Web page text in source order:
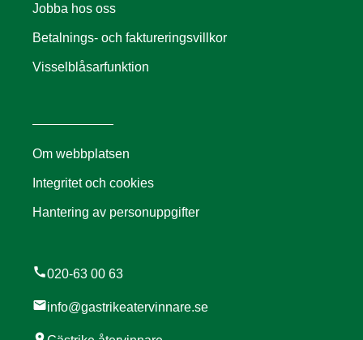
Jobba hos oss
Betalnings- och faktureringsvillkor
Visselblåsarfunktion
Om webbplatsen
Integritet och cookies
Hantering av personuppgifter
call020-63 00 63
mailinfo@gastrikeatervinnare.se